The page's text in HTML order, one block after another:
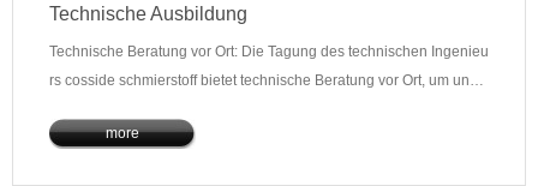
Technische Ausbildung
Technische Beratung vor Ort: Die Tagung des technischen Ingenieu
rs cosside schmierstoff bietet technische Beratung vor Ort, um unse
more